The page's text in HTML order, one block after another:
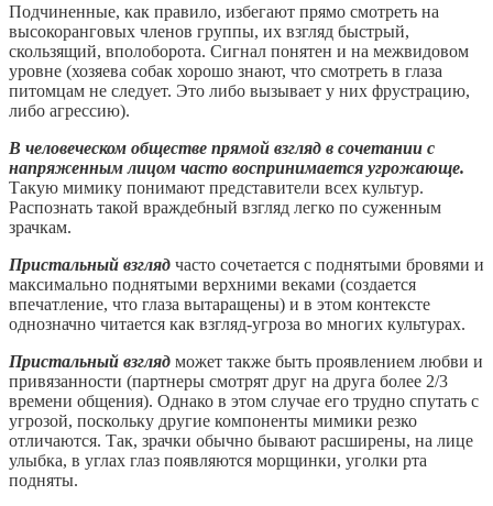
Подчиненные, как правило, избегают прямо смотреть на
высокоранговых членов группы, их взгляд быстрый,
скользящий, вполоборота. Сигнал понятен и на межвидовом
уровне (хозяева собак хорошо знают, что смотреть в глаза
питомцам не следует. Это либо вызывает у них фрустрацию,
либо агрессию).
В человеческом обществе прямой взгляд в сочетании с
напряженным лицом часто воспринимается угрожающе.
Такую мимику понимают представители всех культур.
Распознать такой враждебный взгляд легко по суженным
зрачкам.
Пристальный взгляд часто сочетается с поднятыми бровями и
максимально поднятыми верхними веками (создается
впечатление, что глаза вытаращены) и в этом контексте
однозначно читается как взгляд-угроза во многих культурах.
Пристальный взгляд может также быть проявлением любви и
привязанности (партнеры смотрят друг на друга более 2/3
времени общения). Однако в этом случае его трудно спутать с
угрозой, поскольку другие компоненты мимики резко
отличаются. Так, зрачки обычно бывают расширены, на лице
улыбка, в углах глаз появляются морщинки, уголки рта
подняты.